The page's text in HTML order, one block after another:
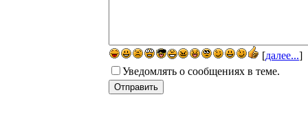
[далее...]
Уведомлять о сообщениях в теме.